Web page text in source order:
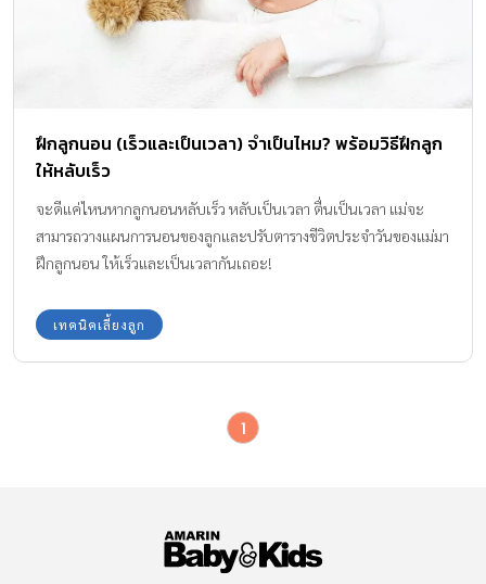
ฝึกลูกนอน (เร็วและเป็นเวลา) จำเป็นไหม? พร้อมวิธีฝึกลูก
ให้หลับเร็ว
จะดีแค่ไหนหากลูกนอนหลับเร็ว หลับเป็นเวลา ตื่นเป็นเวลา แม่จะ
สามารถวางแผนการนอนของลูกและปรับตารางชีวิตประจำวันของแม่มา
ฝึกลูกนอน ให้เร็วและเป็นเวลากันเถอะ!
เทคนิคเลี้ยงลูก
1